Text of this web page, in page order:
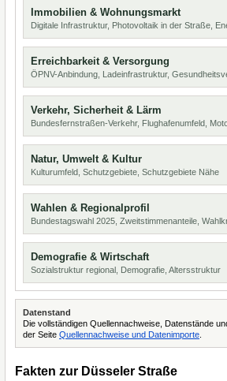
Immobilien & Wohnungsmarkt
Digitale Infrastruktur, Photovoltaik in der Straße,
Erreichbarkeit & Versorgung
ÖPNV-Anbindung, Ladeinfrastruktur,
Verkehr, Sicherheit & Lärm
Bundesfernstraßen-Verkehr, Flughafenumfeld,
Natur, Umwelt & Kultur
Kulturumfeld, Schutzgebiete, Schutzgebiete Nähe
Wahlen & Regionalprofil
Bundestagswahl 2025, Zweitstimmenanteile,
Demografie & Wirtschaft
Sozialstruktur regional, Demografie, Altersstruktur
Datenstand
Die vollständigen Quellennachweise, Datenstände
der Seite Quellennachweise und Datenimporte
Fakten zur Düsseler Straße